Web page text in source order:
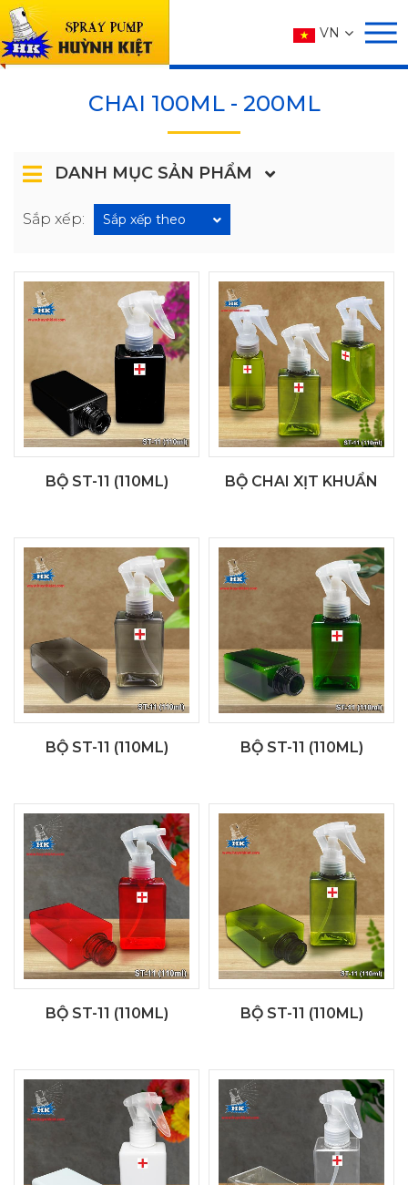
VN
SẢN PHẨM
Trang chủ SẢN PHẨM
CHAI 100ML - 200ML
DANH MỤC SẢN PHẨM
Sắp xếp: Sắp xếp theo
BỘ ST-11 (110ML) BỘ CHAI XỊT KHUẨN
BỘ ST-11 (110ML) BỘ ST-11 (110ML)
BỘ ST-11 (110ML) BỘ ST-11 (110ML)